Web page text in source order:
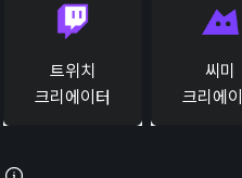
트위치
크리에이터
씨미
크리에